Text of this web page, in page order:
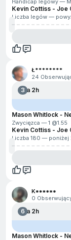
Handicap legowy —
Kevin Cottiss - Joe
Liczba legów —
Ł********
24
3Za 2h
Mason Whitlock -
Zwycięzca — 1 @1.55
Kevin Cottiss - Joe
Liczba 180 — poniżej
K******
0
6Za 2h
Mason Whitlock -